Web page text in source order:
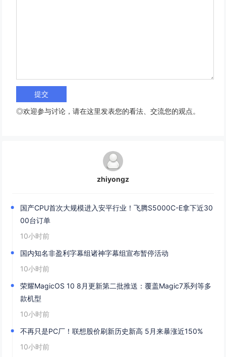
◎欢迎参与讨论，请在这里发表您的看法、交流您的观点。
zhiyongz
国产CPU首次大规模进入安平行业！飞腾S5000C-E拿下近30
00台订单
10小时前
国内知名非盈利字幕组诸神字幕组宣布暂停活动
10小时前
荣耀MagicOS 10 8月更新第二批推送：覆盖Magic7系列等多
款机型
10小时前
不再只是PC厂！联想股价刷新历史新高 5月来暴涨近150%
10小时前